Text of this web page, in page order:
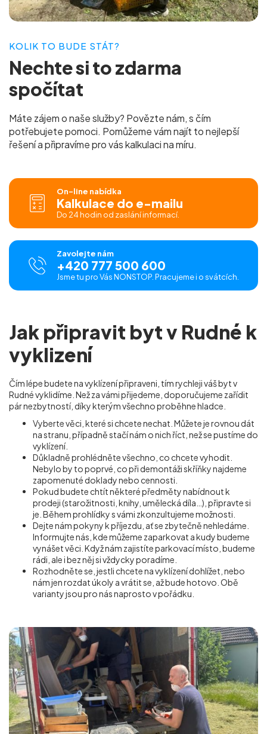
KOLIK TO BUDE STÁT?
Nechte si tozdarma
spočítat
Máte zájem o naše služby? Povězte nám, s čím
potřebujete pomoci. Pomůžeme vám najít to nejlepší
řešení a připravíme pro váskalkulaci na míru.
On-line nabídka
Kalkulace do e-mailu
Do 24 hodin od zaslání informací.
Zavolejte nám
+420 777 500 600
Jsme tu pro Vás NONSTOP. Pracujeme i o svátcích.
Jak připravit byt v Rudné k
vyklizení
Čím lépe budete na vyklízení připraveni, tím rychleji váš byt v
Rudné vyklidíme. Než za vámi přijedeme, doporučujeme zařídit
pár nezbytností, díky kterým všechno proběhne hladce.
Vyberte věci, které si chcete nechat. Můžete je rovnou dát
na stranu, případně stačí nám o nich říct, než se pustíme do
vyklízení.
Důkladně prohlédněte všechno, co chcete vyhodit.
Nebylo by to poprvé, co při demontáži skříňky najdeme
zapomenuté doklady nebo cennosti.
Pokud budete chtít některé předměty nabídnout k
prodeji (starožitnosti, knihy, umělecká díla…), připravte si
je. Během prohlídky s vámi zkonzultujeme možnosti.
Dejte nám pokyny k příjezdu, ať se zbytečně nehledáme.
Informujte nás, kde můžeme zaparkovat a kudy budeme
vynášet věci. Když nám zajistíte parkovací místo, budeme
rádi, ale i bez něj si vždycky poradíme.
Rozhodněte se, jestli chcete na vyklízení dohlížet, nebo
nám jen rozdat úkoly a vrátit se, až bude hotovo. Obě
varianty jsou pro nás naprosto v pořádku.